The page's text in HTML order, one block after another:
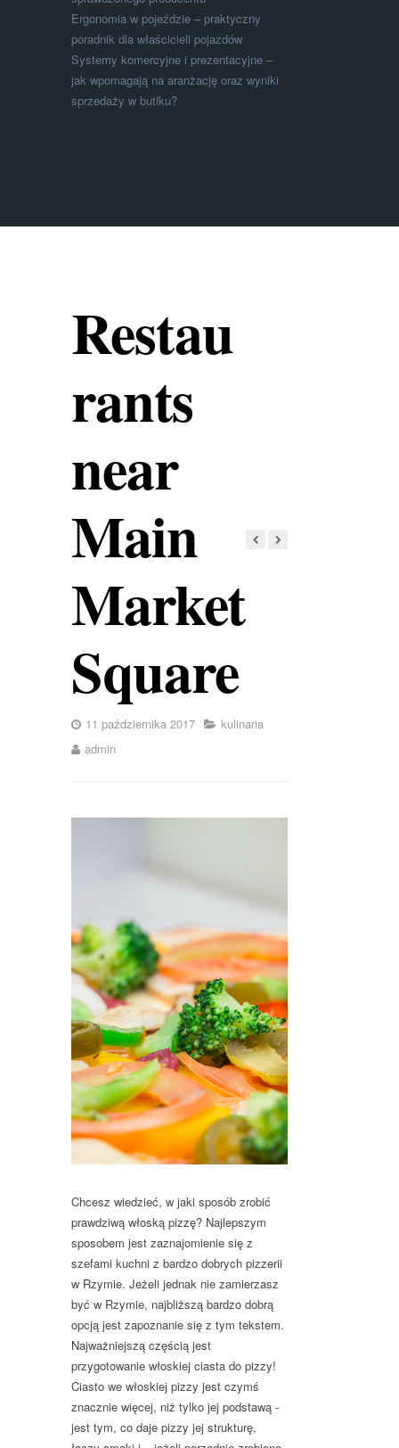
Ergonomia w pojeździe – praktyczny
poradnik dla właścicieli pojazdów
Systemy komercyjne i prezentacyjne –
jak wpomagają na aranżację oraz wyniki
sprzedaży w butiku?
Restau
rants
near
Main
Market
Square
11 października 2017
kulinaria
admin
Chcesz wiedzieć, w jaki sposób zrobić
prawdziwą włoską pizzę? Najlepszym
sposobem jest zaznajomienie się z
szefami kuchni z bardzo dobrych pizzerii
w Rzymie. Jeżeli jednak nie zamierzasz
być w Rzymie, najbliższą bardzo dobrą
opcją jest zapoznanie się z tym tekstem.
Najważniejszą częścią jest
przygotowanie włoskiej ciasta do pizzy!
Ciasto we włoskiej pizzy jest czymś
znacznie więcej, niż tylko jej podstawą -
jest tym, co daje pizzy jej strukturę,